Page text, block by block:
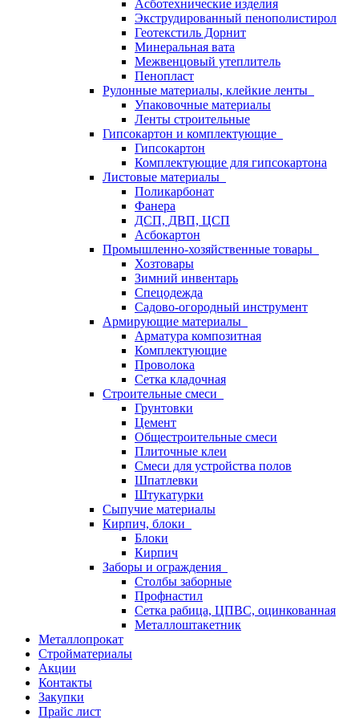
Асботехнические изделия
Экструдированный пенополистирол
Геотекстиль Дорнит
Минеральная вата
Межвенцовый утеплитель
Пенопласт
Рулонные материалы, клейкие ленты
Упаковочные материалы
Ленты строительные
Гипсокартон и комплектующие
Гипсокартон
Комплектующие для гипсокартона
Листовые материалы
Поликарбонат
Фанера
ДСП, ДВП, ЦСП
Асбокартон
Промышленно-хозяйственные товары
Хозтовары
Зимний инвентарь
Спецодежда
Садово-огородный инструмент
Армирующие материалы
Арматура композитная
Комплектующие
Проволока
Сетка кладочная
Строительные смеси
Грунтовки
Цемент
Общестроительные смеси
Плиточные клеи
Смеси для устройства полов
Шпатлевки
Штукатурки
Сыпучие материалы
Кирпич, блоки
Блоки
Кирпич
Заборы и ограждения
Столбы заборные
Профнастил
Сетка рабица, ЦПВС, оцинкованная
Металлоштакетник
Металлопрокат
Стройматериалы
Акции
Контакты
Закупки
Прайс лист